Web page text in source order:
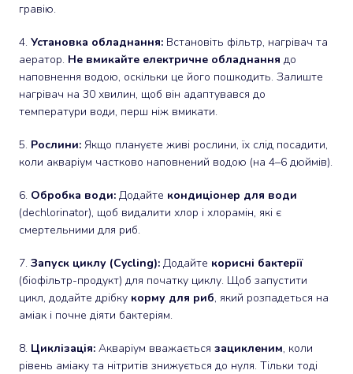
гравію.
4. Установка обладнання: Встановіть фільтр, нагрівач та
аератор. Не вмикайте електричне обладнання до
наповнення водою, оскільки це його пошкодить. Залиште
нагрівач на 30 хвилин, щоб він адаптувався до
температури води, перш ніж вмикати.
5. Рослини: Якщо плануєте живі рослини, їх слід посадити,
коли акваріум частково наповнений водою (на 4–6 дюймів).
6. Обробка води: Додайте кондиціонер для води
(dechlorinator), щоб видалити хлор і хлорамін, які є
смертельними для риб.
7. Запуск циклу (Cycling): Додайте корисні бактерії
(біофільтр-продукт) для початку циклу. Щоб запустити
цикл, додайте дрібку корму для риб, який розпадеться на
аміак і почне діяти бактеріям.
8. Циклізація: Акваріум вважається зацикленим, коли
рівень аміаку та нітритів знижується до нуля. Тільки тоді